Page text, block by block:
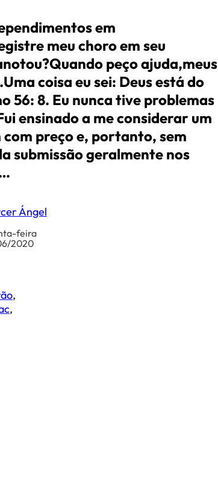
em
meu choro em seu
peço ajuda,meus
coisa eu sei: Deus está do
56: 8. Eu nunca tive problemas
ensinado a me considerar um
preço e, portanto, sem
submissão geralmente nos
Ángel
feira
2020
,
,